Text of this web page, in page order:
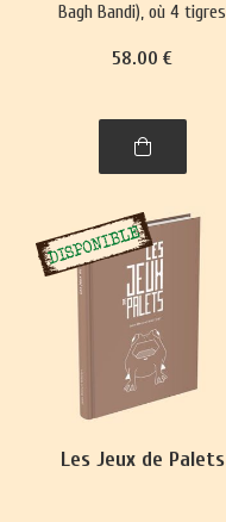
Bagh Bandi), où 4 tigres
58.00 €
Les Jeux de Palets